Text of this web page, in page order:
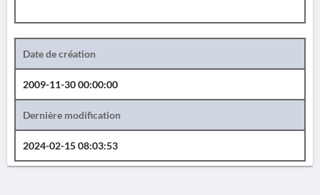
Date de création
2009-11-30 00:00:00
Dernière modification
2024-02-15 08:03:53